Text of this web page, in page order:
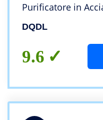
Purificatore in
Professionale
Sterilizzatore/
Industriale
DQDL
9.6